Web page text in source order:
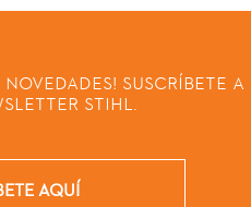
SUSCRÍBETE A
STIHL.
AQUÍ